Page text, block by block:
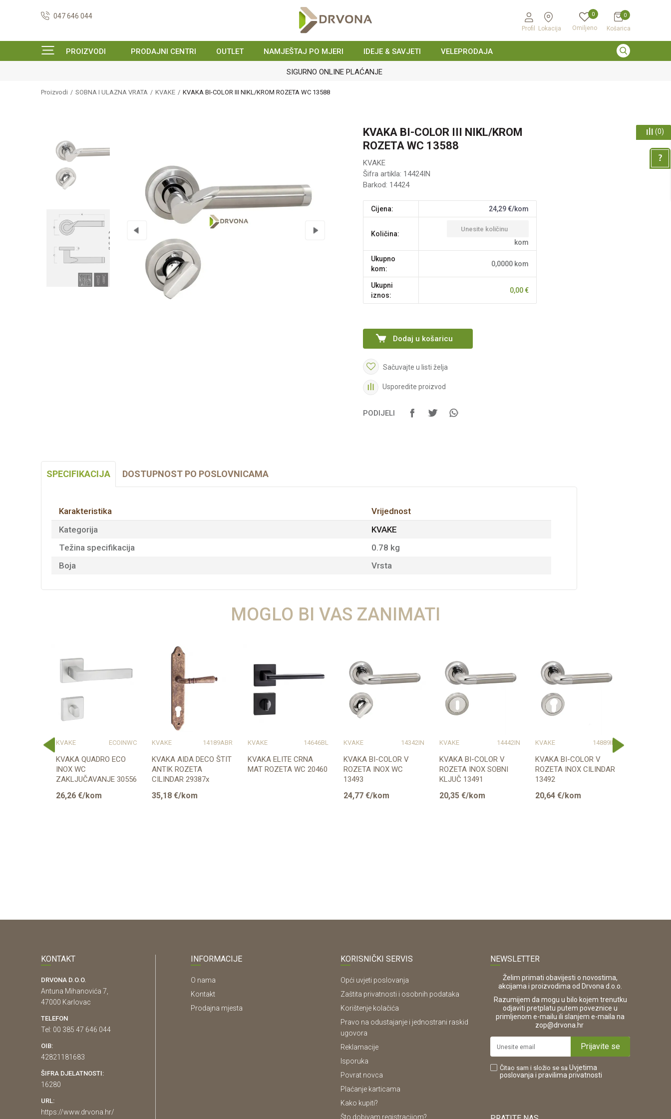
047 646 044
Profil Lokacija Omiljeno
0
Košarica
0
PROIZVODI PRODAJNI CENTRI OUTLET NAMJEŠTAJ PO MJERI IDEJE & SAVJETI VELEPRODAJA
SIGURNO ONLINE PLAĆANJE
Proizvodi SOBNA I ULAZNA VRATA KVAKE KVAKA BI-COLOR III NIKL/KROM ROZETA WC 13588
KVAKA BI-COLOR III NIKL/KROM
ROZETA WC 13588
KVAKE
Šifra artikla: 14424IN
Barkod: 14424
Cijena: 24,29€/kom
Količina:
kom
Ukupno
kom:
0,0000 kom
Ukupni
iznos:
0,00€
Dodaj u košaricu
Sačuvajte u listi želja
Usporedite proizvod
PODIJELI
SPECIFIKACIJA DOSTUPNOST PO POSLOVNICAMA
Karakteristika
Vrijednost
Kategorija
KVAKE
Težina specifikacija
0.78 kg
Boja
Vrsta
MOGLO BI VAS ZANIMATI
KVAKE ECOINWC
KVAKA QUADRO ECO
INOX WC
ZAKLJUČAVANJE 30556
26,26 €/kom
KVAKE 14189ABR
KVAKA AIDA DECO ŠTIT
ANTIK ROZETA
CILINDAR 29387x
35,18 €/kom
KVAKE 14646BL
KVAKA ELITE CRNA
MAT ROZETA WC 20460
KVAKE 14342IN
KVAKA BI-COLOR V
ROZETA INOX WC
13493
24,77 €/kom
KVAKE 14442IN
KVAKA BI-COLOR V
ROZETA INOX SOBNI
KLJUČ 13491
20,35 €/kom
KVAKE 14889IN
KVAKA BI-COLOR V
ROZETA INOX CILINDAR
13492
20,64 €/kom
(0)
KONTAKT
DRVONA D.O.O.
Antuna Mihanovića 7,
47000 Karlovac
TELEFON
Tel: 00 385 47 646 044
OIB:
42821181683
ŠIFRA DJELATNOSTI:
16280
URL:
https://www.drvona.hr/
INFORMACIJE
O nama
Kontakt
Prodajna mjesta
KORISNIČKI SERVIS
Opći uvjeti poslovanja
Zaštita privatnosti i osobnih podataka
Korištenje kolačića
Pravo na odustajanje i jednostrani raskid
ugovora
Reklamacije
Isporuka
Povrat novca
Plaćanje karticama
Kako kupiti?
Što dobivam registracijom?
NEWSLETTER
Želim primati obavijesti o novostima,
akcijama i proizvodima od Drvona d.o.o.
Razumijem da mogu u bilo kojem trenutku
odjaviti pretplatu putem poveznice u
primljenom e-mailu ili slanjem e-maila na
zop@drvona.hr.
Prijavite se
Čitao sam i složio se sa Uvjetima
poslovanja i pravilima privatnosti